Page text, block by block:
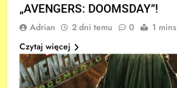
„AVENGERS: DOOMSDAY”!
Adrian 2 dni temu 0
1 mins
Czytaj więcej